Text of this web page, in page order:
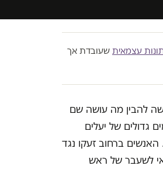
עצמאית שעובדת אך
ברחבה שלפני רחוב הארבעה 17 התקשה להבין מה עושה שם
גדולים של יעלים
האנשים ברחוב זעקו נגד
לשעבר של ראש